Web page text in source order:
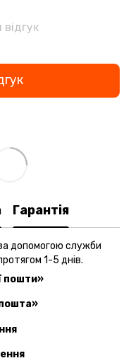
Гарантія
допомогою служби
1-5 днів.
пошти»